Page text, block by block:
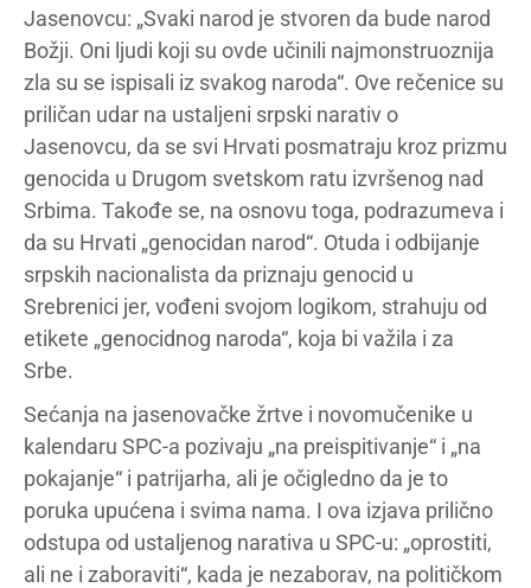
Jasenovcu: „Svaki narod je stvoren da bude narod
Božji. Oni ljudi koji su ovde učinili najmonstruoznija
zla su se ispisali iz svakog naroda“. Ove rečenice su
priličan udar na ustaljeni srpski narativ o
Jasenovcu, da se svi Hrvati posmatraju kroz prizmu
genocida u Drugom svetskom ratu izvršenog nad
Srbima. Takođe se, na osnovu toga, podrazumeva i
da su Hrvati „genocidan narod“. Otuda i odbijanje
srpskih nacionalista da priznaju genocid u
Srebrenici jer, vođeni svojom logikom, strahuju od
etikete „genocidnog naroda“, koja bi važila i za
Srbe.
Sećanja na jasenovačke žrtve i novomučenike u
kalendaru SPC-a pozivaju „na preispitivanje“ i „na
pokajanje“ i patrijarha, ali je očigledno da je to
poruka upućena i svima nama. I ova izjava prilično
odstupa od ustaljenog narativa u SPC-u: „oprostiti,
ali ne i zaboraviti“, kada je nezaborav, na političkom